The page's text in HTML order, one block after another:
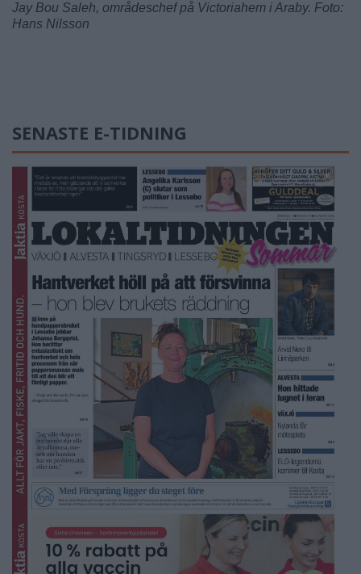
Jay Bou Saleh, områdeschef på Victoriahem i Araby. Foto:
Hans Nilsson
SENASTE E-TIDNING